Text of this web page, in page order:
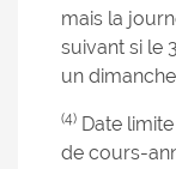
mais la
suivant si le
un
(4) Date
de cours-